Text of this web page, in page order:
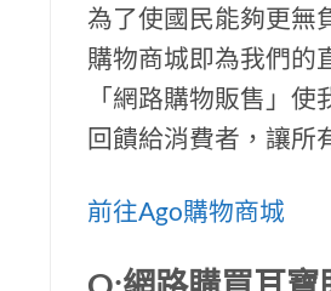
為了使國民能夠更無
購物商城即為我們的
「網路購物販售」
回饋給消費者，讓所
前往Ago購物商城